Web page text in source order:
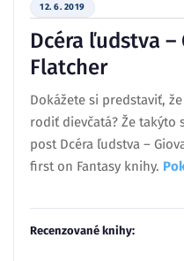
12. 6. 2019
Dcéra ľudstva –
Flatcher
Dokážete si predstaviť,
rodiť dievčatá? Že takýto
post Dcéra ľudstva –
first on Fantasy knihy.
Recenzované knihy: